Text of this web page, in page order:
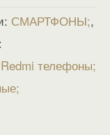
СМАРТФОНЫ ,
телефоны